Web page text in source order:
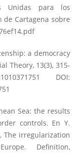
Unidas para los
de Cartagena sobre
a democracy
Theory, 13(3), 315-
DOI:
Sea: the results
controls. En Y.
The irregularization
Definition,